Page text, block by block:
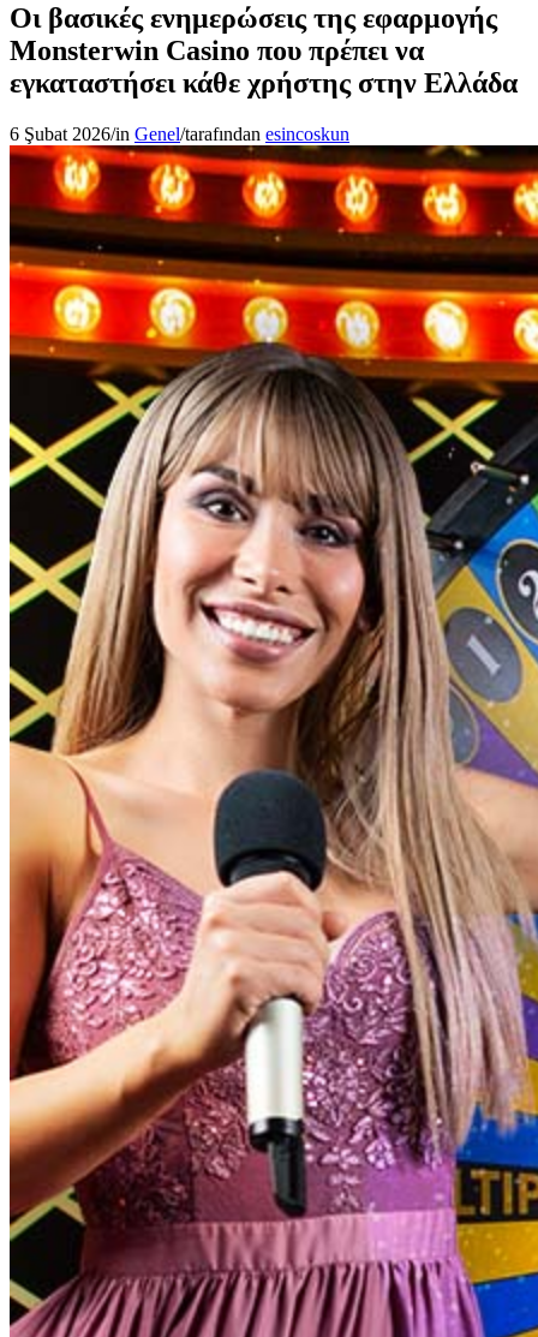
Οι βασικές ενημερώσεις της εφαρμογής
Monsterwin Casino που πρέπει να
εγκαταστήσει κάθε χρήστης στην Ελλάδα
6 Şubat 2026/in Genel/tarafından esincoskun